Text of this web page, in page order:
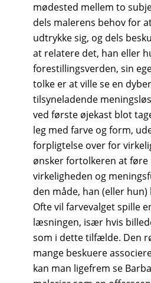
mødested mellem to
dels malerens behov for
udtrykke sig, og dels
at relatere det, han eller
forestillingsverden, sin
tolke er at ville se en
tilsyneladende
ved første øjekast blot
leg med farve og form,
forpligtelse over for
ønsker fortolkeren at
virkeligheden og
den måde, han (eller
Ofte vil farvevalget spille
læsningen, især hvis
som i dette tilfælde. Den
mange beskuere
kan man ligefrem se